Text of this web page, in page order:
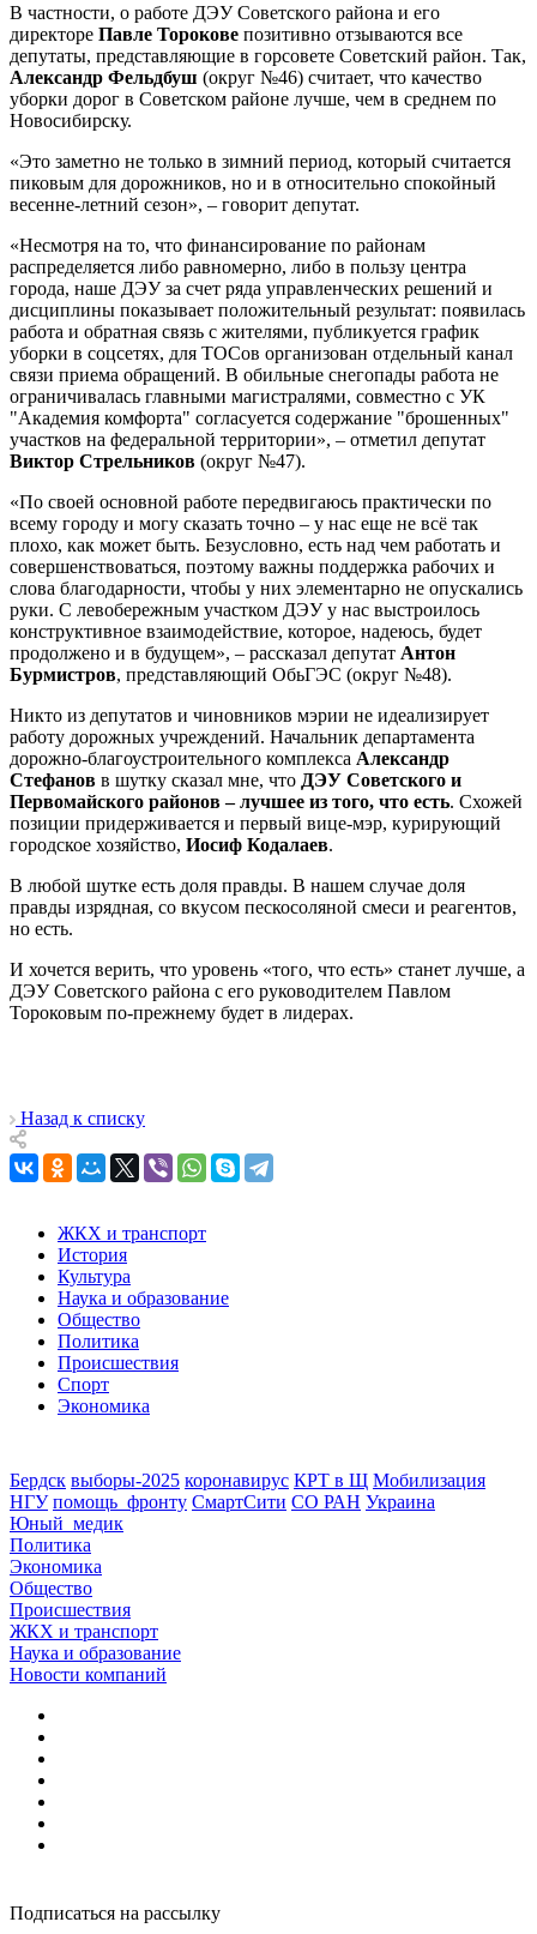
В частности, о работе ДЭУ Советского района и его
директоре Павле Торокове позитивно отзываются все
депутаты, представляющие в горсовете Советский район. Так,
Александр Фельдбуш (округ №46) считает, что качество
уборки дорог в Советском районе лучше, чем в среднем по
Новосибирску.
«Это заметно не только в зимний период, который считается
пиковым для дорожников, но и в относительно спокойный
весенне-летний сезон», – говорит депутат.
«Несмотря на то, что финансирование по районам
распределяется либо равномерно, либо в пользу центра
города, наше ДЭУ за счет ряда управленческих решений и
дисциплины показывает положительный результат: появилась
работа и обратная связь с жителями, публикуется график
уборки в соцсетях, для ТОСов организован отдельный канал
связи приема обращений. В обильные снегопады работа не
ограничивалась главными магистралями, совместно с УК
"Академия комфорта" согласуется содержание "брошенных"
участков на федеральной территории», – отметил депутат
Виктор Стрельников (округ №47).
«По своей основной работе передвигаюсь практически по
всему городу и могу сказать точно – у нас еще не всё так
плохо, как может быть. Безусловно, есть над чем работать и
совершенствоваться, поэтому важны поддержка рабочих и
слова благодарности, чтобы у них элементарно не опускались
руки. С левобережным участком ДЭУ у нас выстроилось
конструктивное взаимодействие, которое, надеюсь, будет
продолжено и в будущем», – рассказал депутат Антон
Бурмистров, представляющий ОбьГЭС (округ №48).
Никто из депутатов и чиновников мэрии не идеализирует
работу дорожных учреждений. Начальник департамента
дорожно-благоустроительного комплекса Александр
Стефанов в шутку сказал мне, что ДЭУ Советского и
Первомайского районов – лучшее из того, что есть. Схожей
позиции придерживается и первый вице-мэр, курирующий
городское хозяйство, Иосиф Кодалаев.
В любой шутке есть доля правды. В нашем случае доля
правды изрядная, со вкусом пескосоляной смеси и реагентов,
но есть.
И хочется верить, что уровень «того, что есть» станет лучше, а
ДЭУ Советского района с его руководителем Павлом
Тороковым по-прежнему будет в лидерах.
Назад к списку
ЖКХ и транспорт
История
Культура
Наука и образование
Общество
Политика
Происшествия
Спорт
Экономика
Бердск выборы-2025 коронавирус КРТ в Щ Мобилизация
НГУ помощь_фронту СмартСити СО РАН Украина
Юный_медик
Политика
Экономика
Общество
Происшествия
ЖКХ и транспорт
Наука и образование
Новости компаний
Подписаться на рассылку